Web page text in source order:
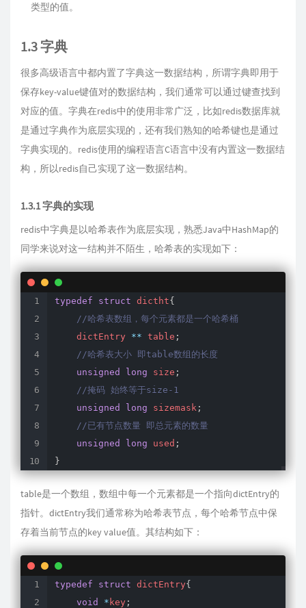
类型的值。
1.3 字典
很多高级语言中都内置了字典这一数据结构，所谓字典即用于
保存key-value键值对的数据结构，我们通常可以通过键查找到
对应的值。字典在redis中的使用非常广泛，比如redis数据库就
是通过字典作为底层实现的，还有我们熟知的哈希键也是通过
字典实现的。redis使用的编程语言C语言中没有内置这一数据结
构，所以redis自己实现了这一数据结构。
1.3.1 字典的实现
redis中字典是以哈希表作为底层实现，熟悉Java中HashMap的
同学来说对这一结构并不陌生，哈希表的实现如下：
typedef struct dictht{
//哈希表数组，每个元素都是一个哈希桶
    dictEntry
** table ;
//哈希表大小 即table数组的长度
unsigned
long size ;
//掩码 始终等于size-1
unsigned
long sizemask ;
//已有节点数量 即总元素的数量
unsigned
long used ;
}
table是一个数组，数组中每一个元素都是一个指向dictEntry的
指针。dictEntry我们通常称为哈希表节点，每个哈希节点中保
存着当前节点的key value值。其结构如下：
typedef struct dictEntry{
void
* key ;